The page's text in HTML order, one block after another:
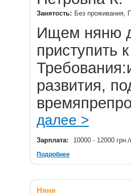
Занятость: Без проживания,
Ищем няню
приступить
развития,
далее >
Зарплата: 10000 - 12000
Подробнее
Няня